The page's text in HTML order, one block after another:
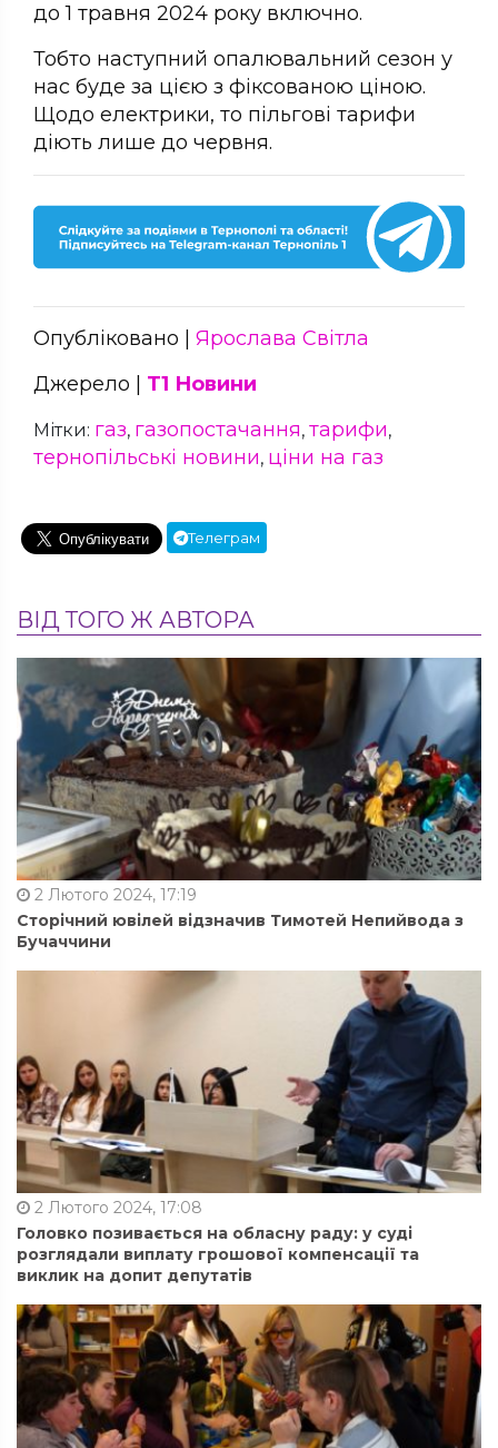
до 1 травня 2024 року включно.
Тобто наступний опалювальний сезон у
нас буде за цією з фіксованою ціною.
Щодо електрики, то пільгові тарифи
діють лише до червня.
Опубліковано | Ярослава Світла
Джерело | Т1 Новини
Мітки: газ, газопостачання, тарифи,
тернопільські новини, ціни на газ
Телеграм
ВІД ТОГО Ж АВТОРА
2 Лютого 2024, 17:19
Сторічний ювілей відзначив Тимотей Непийвода з
Бучаччини
2 Лютого 2024, 17:08
Головко позивається на обласну раду: у суді
розглядали виплату грошової компенсації та
виклик на допит депутатів